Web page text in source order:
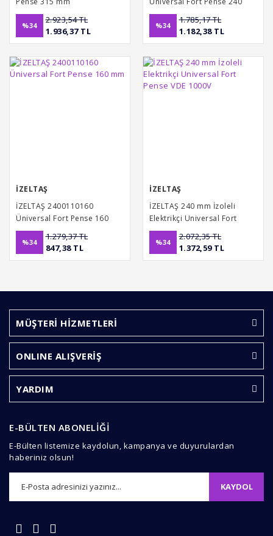
%34
2.923,54 TL
1.936,37 TL
mm
%34
1.785,17 TL
1.182,38 TL
İZELTAŞ
İZELTAŞ 2400110160
Üniversal Fort Pense 160
mm
%34
1.279,37 TL
847,38 TL
İZELTAŞ
İZELTAŞ 240 mm İzoleli
Elektrikçi Universal Fort
Pense VDE 1000V
%34
2.072,35 TL
1.372,59 TL
MÜŞTERİ HİZMETLERİ
ONLINE ALIŞVERİŞ
YARDIM
E-BÜLTEN ABONELİĞİ
E-Bülten listemize kaydolun, kampanya ve duyurulardan
haberiniz olsun!
KAYDOL